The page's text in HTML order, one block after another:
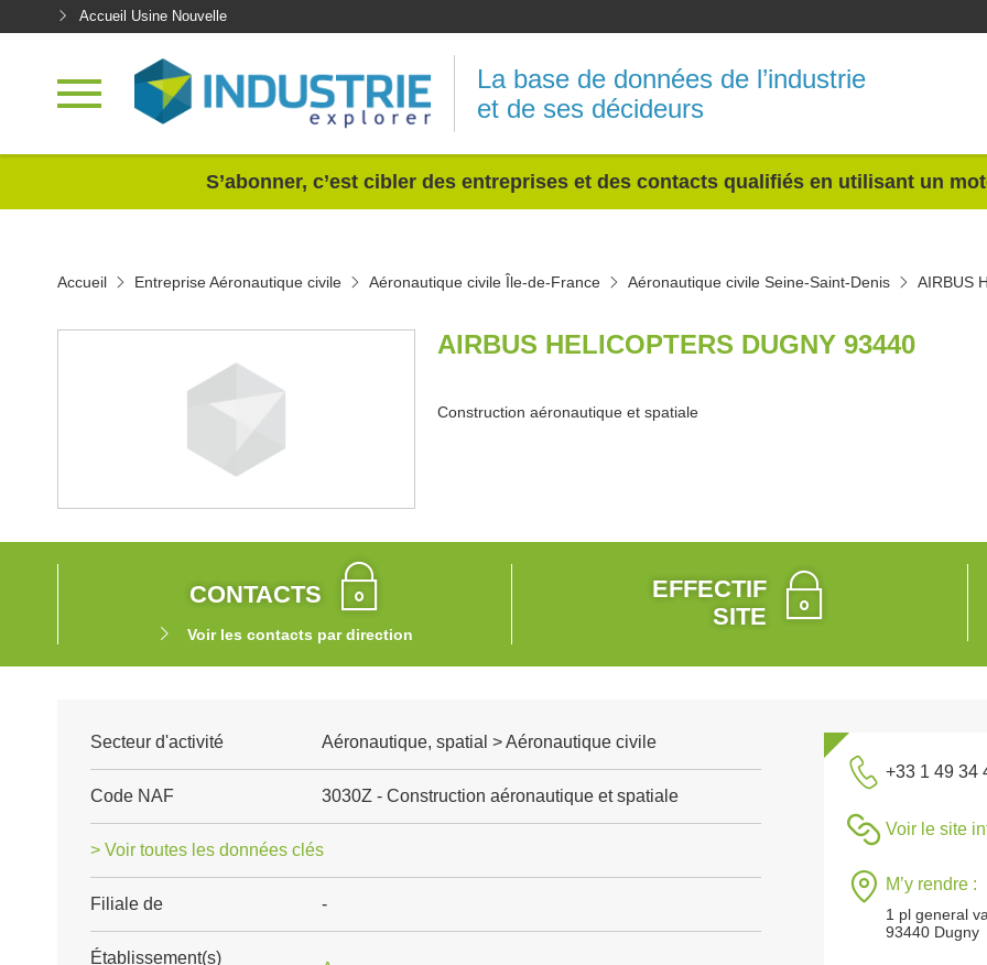
Accueil Usine Nouvelle
La base de données de l’industrie
et de ses décideurs
S’abonner, c’est cibler des entreprises et des contacts qualifiés en utilisant un
Accueil Entreprise Aéronautique civile Aéronautique civile Île-de-France Aéronautique civile Seine-Saint-Denis AIRBUS
AIRBUS HELICOPTERS DUGNY 93440
Construction aéronautique et spatiale
CONTACTS
Voir les contacts par direction
EFFECTIF
SITE
Secteur d'activité Aéronautique, spatial > Aéronautique civile
Code NAF 3030Z - Construction aéronautique et spatiale
> Voir toutes les données clés
Filiale de -
Établissement(s)
+33 1 49 34
Voir le site
M’y rendre :
1 pl general
93440 Dugny